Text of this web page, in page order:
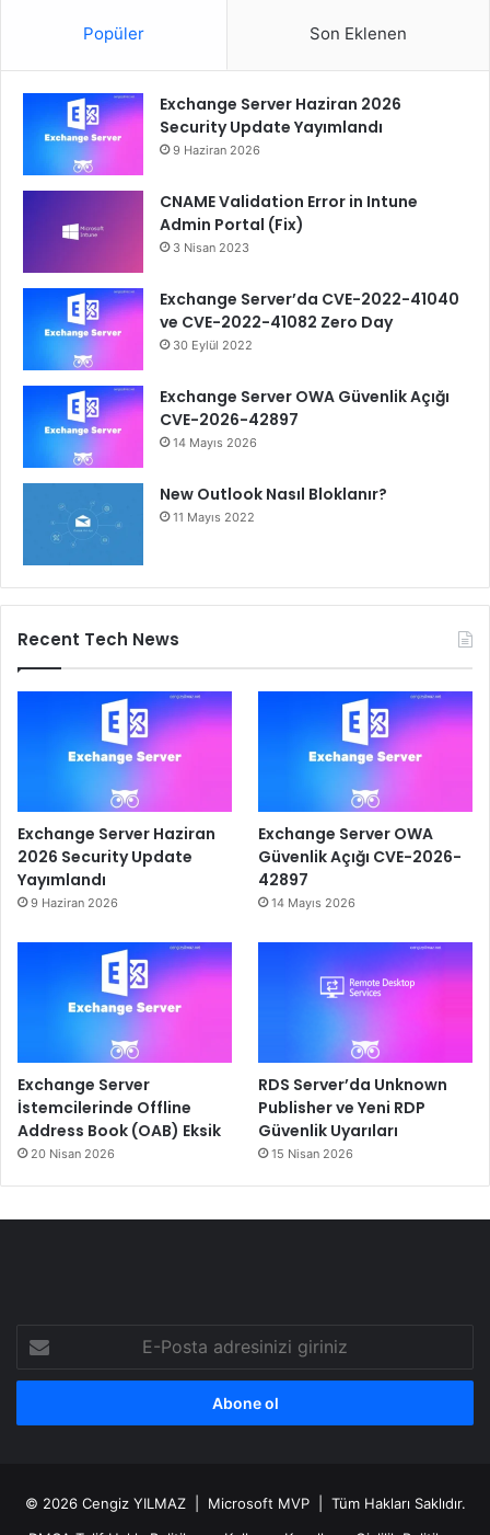
Popüler Son Eklenen
Exchange Server Haziran 2026
Security Update Yayımlandı
9 Haziran 2026
CNAME Validation Error in Intune
Admin Portal (Fix)
3 Nisan 2023
Exchange Server’da CVE-2022-41040
ve CVE-2022-41082 Zero Day
30 Eylül 2022
Exchange Server OWA Güvenlik Açığı
CVE-2026-42897
14 Mayıs 2026
New Outlook Nasıl Bloklanır?
11 Mayıs 2022
Recent Tech News
Exchange Server Haziran
2026 Security Update
Yayımlandı
9 Haziran 2026
Exchange Server OWA
Güvenlik Açığı CVE-2026-
42897
14 Mayıs 2026
Exchange Server
İstemcilerinde Offline
Address Book (OAB) Eksik
20 Nisan 2026
RDS Server’da Unknown
Publisher ve Yeni RDP
Güvenlik Uyarıları
15 Nisan 2026
Posta
adresinizi
© 2026 Cengiz YILMAZ| Microsoft MVP | Tüm Hakları Saklıdır.